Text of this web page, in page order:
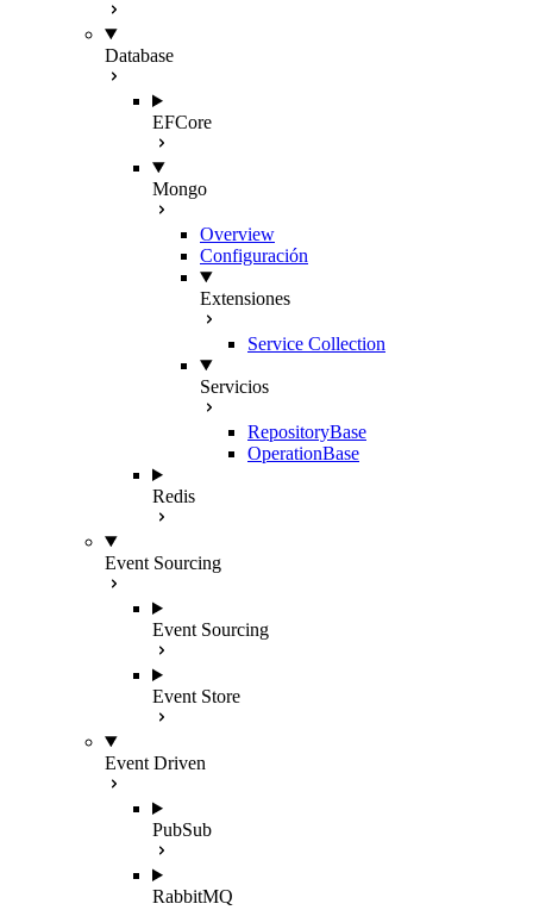
Database
EFCore
Mongo
Overview
Configuración
Extensiones
Service Collection
Servicios
RepositoryBase
OperationBase
Redis
Event Sourcing
Event Sourcing
Event Store
Event Driven
PubSub
RabbitMQ